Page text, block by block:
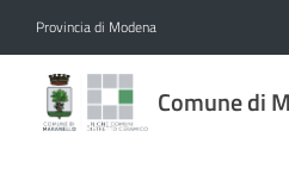
Provincia di Modena
Comune di
Comune
di